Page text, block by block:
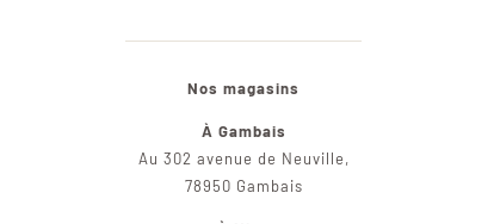
Nos magasins
À Gambais
Au 302 avenue de Neuville,
78950 Gambais